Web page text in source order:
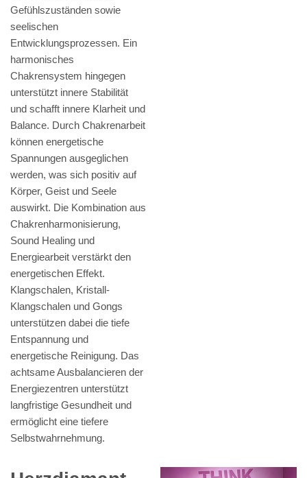
Gefühlszuständen sowie
seelischen
Entwicklungsprozessen. Ein
harmonisches
Chakrensystem hingegen
unterstützt innere Stabilität
und schafft innere Klarheit und
Balance. Durch Chakrenarbeit
können energetische
Spannungen ausgeglichen
werden, was sich positiv auf
Körper, Geist und Seele
auswirkt. Die Kombination aus
Chakrenharmonisierung,
Sound Healing und
Energiearbeit verstärkt den
energetischen Effekt.
Klangschalen, Kristall-
Klangschalen und Gongs
unterstützen dabei die tiefe
Entspannung und
energetische Reinigung. Das
achtsame Ausbalancieren der
Energiezentren unterstützt
langfristige Gesundheit und
ermöglicht eine tiefere
Selbstwahrnehmung.